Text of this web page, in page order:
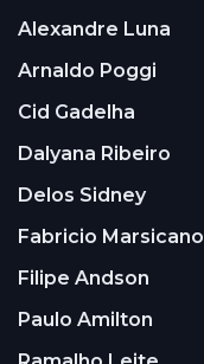
Alexandre Luna
Arnaldo Poggi
Cid Gadelha
Dalyana Ribeiro
Delos Sidney
Fabricio Marsicano
Filipe Andson
Paulo Amilton